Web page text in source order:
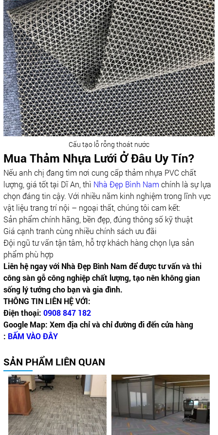
Cấu tạo lỗ rỗng thoát nước
Mua Thảm Nhựa Lưới Ở Đâu Uy Tín?
Nếu anh chị đang tìm nơi cung cấp thảm nhựa PVC chất
lượng, giá tốt tại Dĩ An, thì Nhà Đẹp Bình Nam chính là sự lựa
chọn đáng tin cậy. Với nhiều năm kinh nghiệm trong lĩnh vực
vật liệu trang trí nội – ngoại thất, chúng tôi cam kết:
Sản phẩm chính hãng, bền đẹp, đúng thông số kỹ thuật
Giá cạnh tranh cùng nhiều chính sách ưu đãi
Đội ngũ tư vấn tận tâm, hỗ trợ khách hàng chọn lựa sản
phẩm phù hợp
Liên hệ ngay với Nhà Đẹp Bình Nam để được tư vấn và thi
công sàn gỗ công nghiệp chất lượng, tạo nên không gian
sống lý tưởng cho bạn và gia đình.
THÔNG TIN LIÊN HỆ VỚI:
Điện thoại: 0908 847 182
Google Map: Xem địa chỉ và chỉ đường đi đến cửa hàng
: BẤM VÀO ĐÂY
SẢN PHẨM LIÊN QUAN